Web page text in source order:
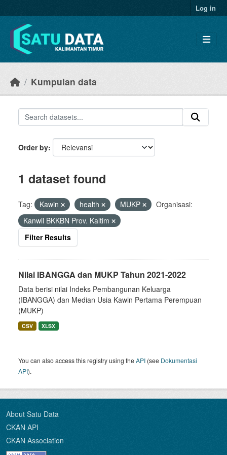
Log in
Kumpulan data
Order by
1 dataset found
Tag: Kawin health MUKP
Organisasi:
Kanwil BKKBN Prov. Kaltim
Filter Results
Nilai IBANGGA dan MUKP Tahun 2021-2022
Data berisi nilai Indeks Pembangunan Keluarga
(IBANGGA) dan Median Usia Kawin Pertama Perempuan
(MUKP)
CSV XLSX
You can also access this registry using theAPI (see Dokumentasi
API).
About Satu Data
CKAN API
CKAN Association